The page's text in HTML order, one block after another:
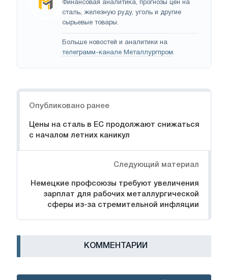
Финансовая аналитика, прогнозы цен на
сталь, железную руду, уголь и другие
сырьевые товары.
Больше новостей и аналитики на
телеграмм-канале Металлургпром.
Опубликовано ранее
Цены на сталь в ЕС продолжают снижаться
с началом летних каникул
Следующий материал
Немецкие профсоюзы требуют увеличения
зарплат для рабочих металлургической
сферы из-за стремительной инфляции
КОММЕНТАРИИ